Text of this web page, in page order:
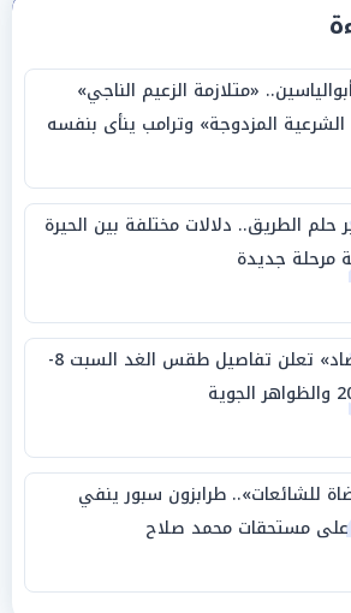
«متلازمة الزعيم الناجي»
المزدوجة» وترامب ينأى بنفسه
في «ميتم استراتيجي»
حلم الطريق.. دلالات مختلفة بين الحيرة
مرحلة جديدة
«الأرصاد» تعلن تفاصيل طقس الغد السبت 8-
للشائعات».. طرابزون سبور ينفي
على مستحقات محمد صلاح